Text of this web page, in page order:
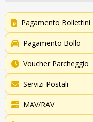
Pagamento Bollettini
Pagamento Bollo
Voucher Parcheggio
Servizi Postali
MAV/RAV